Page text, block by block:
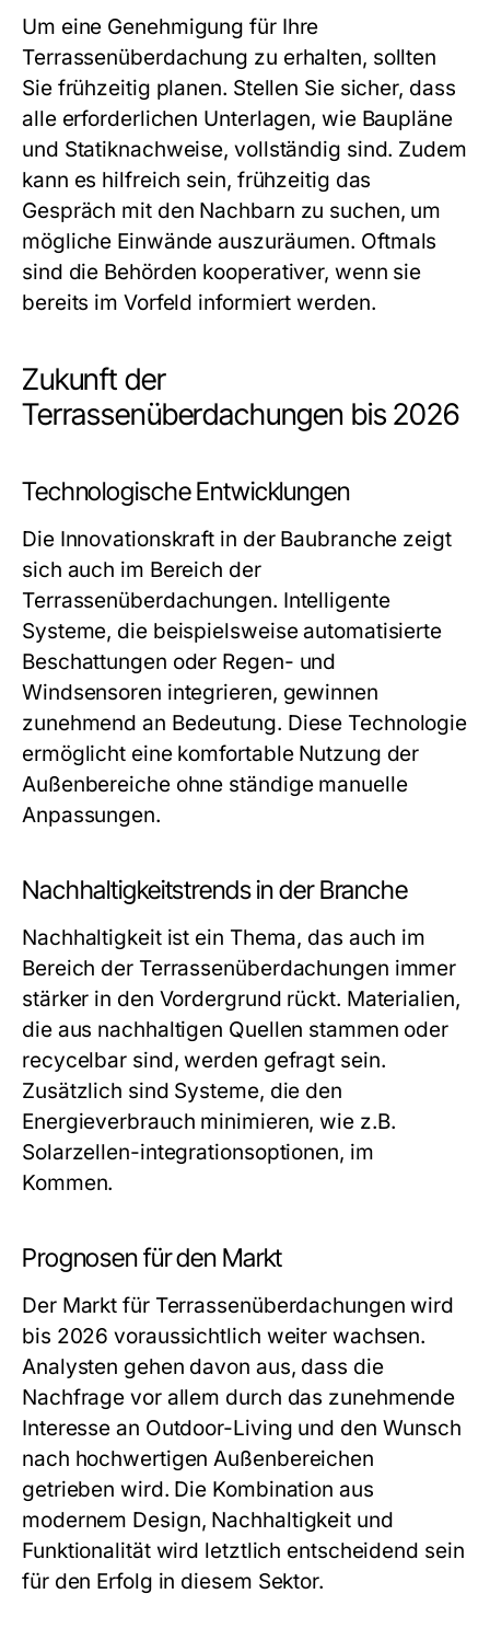
Um eine Genehmigung für Ihre
Terrassenüberdachung zu erhalten, sollten
Sie frühzeitig planen. Stellen Sie sicher, dass
alle erforderlichen Unterlagen, wie Baupläne
und Statiknachweise, vollständig sind. Zudem
kann es hilfreich sein, frühzeitig das
Gespräch mit den Nachbarn zu suchen, um
mögliche Einwände auszuräumen. Oftmals
sind die Behörden kooperativer, wenn sie
bereits im Vorfeld informiert werden.
Zukunft der
Terrassenüberdachungen bis 2026
Technologische Entwicklungen
Die Innovationskraft in der Baubranche zeigt
sich auch im Bereich der
Terrassenüberdachungen. Intelligente
Systeme, die beispielsweise automatisierte
Beschattungen oder Regen- und
Windsensoren integrieren, gewinnen
zunehmend an Bedeutung. Diese Technologie
ermöglicht eine komfortable Nutzung der
Außenbereiche ohne ständige manuelle
Anpassungen.
Nachhaltigkeitstrends in der Branche
Nachhaltigkeit ist ein Thema, das auch im
Bereich der Terrassenüberdachungen immer
stärker in den Vordergrund rückt. Materialien,
die aus nachhaltigen Quellen stammen oder
recycelbar sind, werden gefragt sein.
Zusätzlich sind Systeme, die den
Energieverbrauch minimieren, wie z.B.
Solarzellen-integrationsoptionen, im
Kommen.
Prognosen für den Markt
Der Markt für Terrassenüberdachungen wird
bis 2026 voraussichtlich weiter wachsen.
Analysten gehen davon aus, dass die
Nachfrage vor allem durch das zunehmende
Interesse an Outdoor-Living und den Wunsch
nach hochwertigen Außenbereichen
getrieben wird. Die Kombination aus
modernem Design, Nachhaltigkeit und
Funktionalität wird letztlich entscheidend sein
für den Erfolg in diesem Sektor.